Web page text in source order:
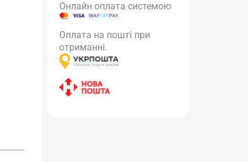
Онлайн оплата системою
Оплата на пошті при
отриманні.